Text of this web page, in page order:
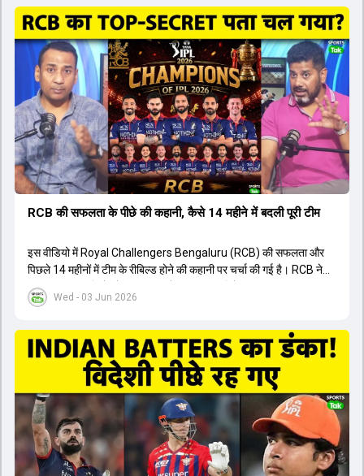
ऑस्ट्रेलियाई कप्तान के अनुसार, शुरुआत में लोगों को इस खिलाड़ी के प्रदर्शन पर
संदेह था, लेकिन अब उसने खुद को एक बेहतरीन बल्लेबाज साबित कर दिया है जो
गेंद को बाउंड्री के काफी पार मारने की क्षमता रखता है। वहीं, इंग्लैंड के पूर्व कप्तान
ने कहा कि टूर्नामेंट जीतने वाली टीम के अलावा इस सीजन की सबसे बड़ी बात इस
युवा खिलाड़ी का प्रदर्शन रहा है, जिसे देखने के लिए स्टेडियम में भारी भीड़ उमड़ती
थी। शानदार प्रदर्शन के बाद इस युवा खिलाड़ी को श्रीलंका में होने वाली
त्रिकोणीय सीरीज के लिए इंडिया ए टीम में भी शामिल कर लिया गया है।
Wed - 03 Jun 2026
RCB की सफलता के पीछे की कहानी, कैसे 14 महीने में बदली पूरी टीम
इस वीडियो में Royal Challengers Bengaluru (RCB) की सफलता और
पिछले 14 महीनों में टीम के रीबिल्ड होने की कहानी पर चर्चा की गई है। RCB ने
अपनी पुरानी गलतियों को स्वीकार करते हुए एक नया रिसेट बटन दबाया। टीम
मैनेजमेंट में Mo Bobat, Andy Flower, Dinesh Karthik और एनालिस्ट
के तहत Bhuvneshwar Kumar, Krunal Pandya और Rasikh Salam
जैसे भारतीय खिलाड़ियों को टीम में शामिल किया गया, जिन्होंने शानदार प्रदर्शन
किया। इसके अलावा, Virat Kohli की भूमिका में भी बदलाव देखा गया, जहां वह
अब टीम के युवा खिलाड़ियों के साथ ज्यादा जुड़े हुए नजर आते हैं। कप्तान Rajat
Patidar के नेतृत्व में टीम का कम्युनिकेशन बहुत स्पष्ट रहा है। एनालिस्ट से लेकर
मैनेजमेंट तक, सभी एक ही पेज पर रहते हैं, जिससे मैदान पर कोई कंफ्यूजन नहीं
होता। यही कारण है कि RCB ने लगातार सफलता हासिल की है।